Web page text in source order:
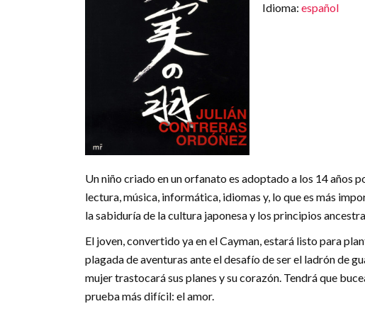
Idioma: español
Un niño criado en un orfanato es adoptado a los 14 años
lectura, música, informática, idiomas y, lo que es más
la sabiduría de la cultura japonesa y los principios
El joven, convertido ya en el Cayman, estará listo para
plagada de aventuras ante el desafío de ser el ladrón de
mujer trastocará sus planes y su corazón. Tendrá que
prueba más difícil: el amor.